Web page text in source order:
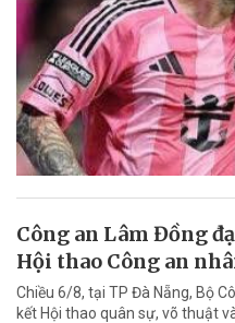
Công an Lâm Đồng
Hội thao Công an
Chiều 6/8, tại TP Đà Nẵng, Bộ
kết Hội thao quân sự, võ thuật